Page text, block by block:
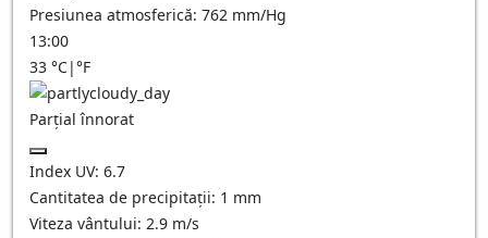
Presiunea atmosferică: 762 mm/Hg
13:00
33 °C|°F
Parțial înnorat
Index UV: 6.7
Cantitatea de precipitații: 1 mm
Viteza vântului: 2.9 m/s